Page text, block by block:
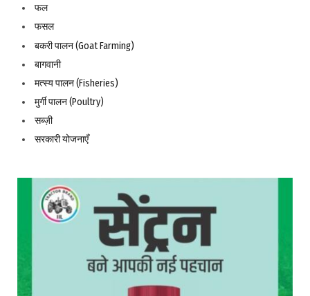
फल
फसल
बकरी पालन (Goat Farming)
बागवानी
मत्स्य पालन (Fisheries)
मुर्गी पालन (Poultry)
सब्ज़ी
सरकारी योजनाएँ